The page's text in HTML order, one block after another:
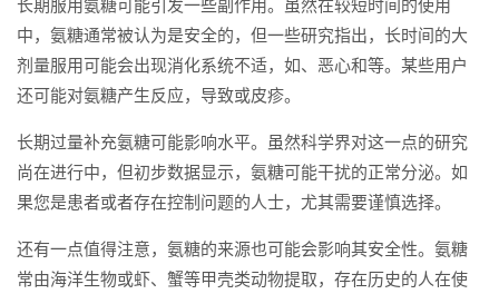
长期服用氨糖可能引发一些副作用。虽然在较短时间的使用
中，氨糖通常被认为是安全的，但一些研究指出，长时间的大
剂量服用可能会出现消化系统不适，如、恶心和等。某些用户
还可能对氨糖产生反应，导致或皮疹。
长期过量补充氨糖可能影响水平。虽然科学界对这一点的研究
尚在进行中，但初步数据显示，氨糖可能干扰的正常分泌。如
果您是患者或者存在控制问题的人士，尤其需要谨慎选择。
还有一点值得注意，氨糖的来源也可能会影响其安全性。氨糖
常由海洋生物或虾、蟹等甲壳类动物提取，存在历史的人在使